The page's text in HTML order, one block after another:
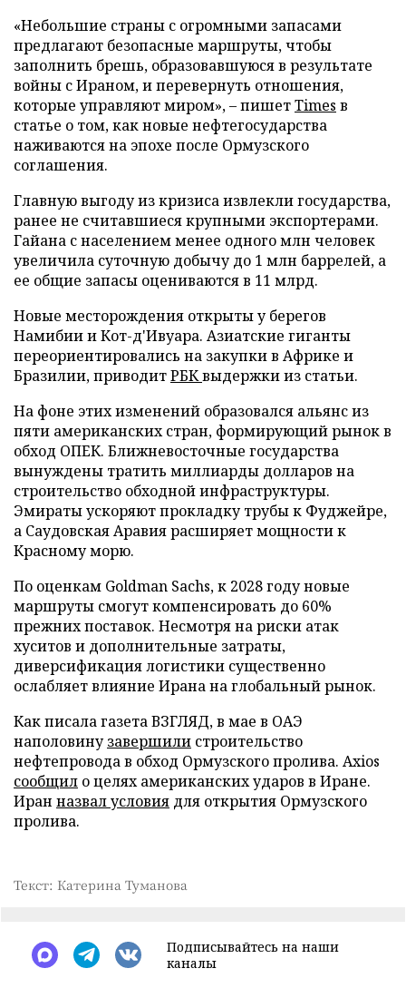
«Небольшие страны с огромными запасами
предлагают безопасные маршруты, чтобы
заполнить брешь, образовавшуюся в результате
войны с Ираном, и перевернуть отношения,
которые управляют миром», – пишетTimes в
статье о том, как новые нефтегосударства
наживаются на эпохе после Ормузского
соглашения.
Главную выгоду из кризиса извлекли государства,
ранее не считавшиеся крупными экспортерами.
Гайана с населением менее одного млн человек
увеличила суточную добычу до 1 млн баррелей, а
ее общие запасы оцениваются в 11 млрд.
Новые месторождения открыты у берегов
Намибии и Кот-д'Ивуара. Азиатские гиганты
переориентировались на закупки в Африке и
Бразилии, приводитРБКвыдержки из статьи.
На фоне этих изменений образовался альянс из
пяти американских стран, формирующий рынок в
обход ОПЕК. Ближневосточные государства
вынуждены тратить миллиарды долларов на
строительство обходной инфраструктуры.
Эмираты ускоряют прокладку трубы к Фуджейре,
а Саудовская Аравия расширяет мощности к
Красному морю.
По оценкам Goldman Sachs, к 2028 году новые
маршруты смогут компенсировать до 60%
прежних поставок. Несмотря на риски атак
хуситов и дополнительные затраты,
диверсификация логистики существенно
ослабляет влияние Ирана на глобальный рынок.
Как писала газета ВЗГЛЯД, в мае в ОАЭ
наполовинузавершили строительство
нефтепровода в обход Ормузского пролива. Axios
сообщил о целях американских ударов в Иране.
Иран назвал условия для открытия Ормузского
пролива.
Текст: Катерина Туманова
Подписывайтесь на наши
каналы